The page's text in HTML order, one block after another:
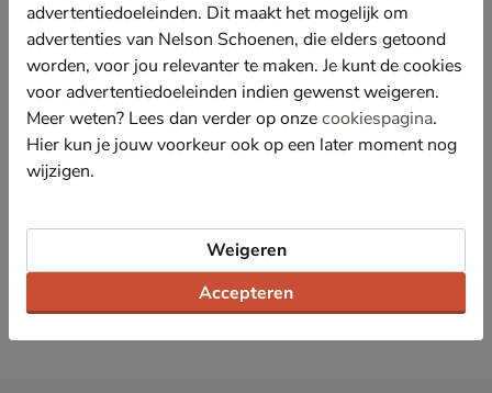
Door het gevlochten materiaal kun je de riem perfect
afstellen.
Specificaties
Over Nelson
Accessoires
advertentiedoeleinden. Dit maakt het mogelijk om
advertenties van Nelson Schoenen, die elders getoond
worden, voor jou relevanter te maken. Je kunt de cookies
voor advertentiedoeleinden indien gewenst weigeren.
Meer weten? Lees dan verder op onzecookiespagina.
Hier kun je jouw voorkeur ook op een later moment nog
wijzigen.
Accepteren
Weigeren